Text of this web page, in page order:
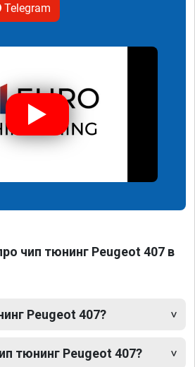
Telegram
чип тюнинг Peugeot 407 в
Peugeot 407?
тюнинг Peugeot 407?